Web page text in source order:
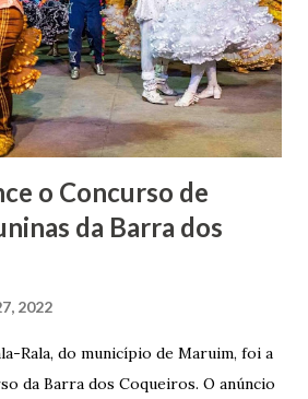
grande reserva financeira. João
construir a Igreja Matriz de Nosso
Passos, que foi inaugurada em 1862 e
Joaquim de Vasconcelos. A Igreja
o Concurso de
da Barra dos
2022
Rala, do município de Maruim, foi a
da Barra dos Coqueiros. O anúncio